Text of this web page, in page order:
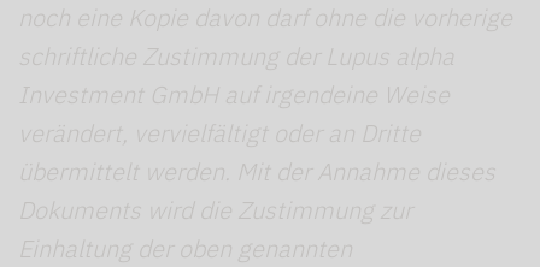
noch eine Kopie davon darf ohne die vorherige
schriftliche Zustimmung der Lupus alpha
Investment GmbH auf irgendeine Weise
verändert, vervielfältigt oder an Dritte
übermittelt werden. Mit der Annahme dieses
Dokuments wird die Zustimmung zur
Einhaltung der oben genannten